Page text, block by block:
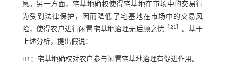
愿。另一方面，宅基地确权使得宅基地在市场中的交易行
为受到法律保护，因而降低了宅基地在市场中的交易风
险，使得农户进行闲置宅基地治理无后顾之忧
21
。基于
上述分析，提出假说：
H1：宅基地确权对农户参与闲置宅基地治理有促进作用。